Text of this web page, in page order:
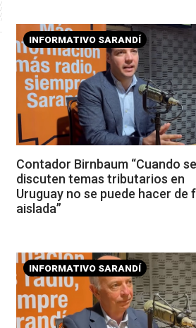
INFORMATIVO SARANDÍ
Contador Birnbaum “Cuando se
discuten temas tributarios en
Uruguay no se puede hacer de
aislada”
INFORMATIVO SARANDÍ